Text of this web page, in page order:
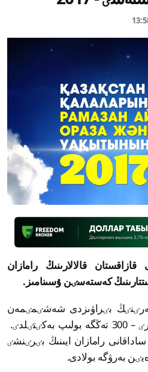
2017 جىلعى قازاقستان قالالارىنىڭ رامازان
كەستەسٸن ۇسىنامىز.
بٸراۋىزدى شەشٸمٸمەن
بيىلعى پٸتٸر ساداقا مٶلشەرٸ – 300 تەڭگە بولىپ بەكٸتٸلدٸ.
رامازان ايىنىڭ بٸرٸنشٸ
بەرۋگە بولادى.